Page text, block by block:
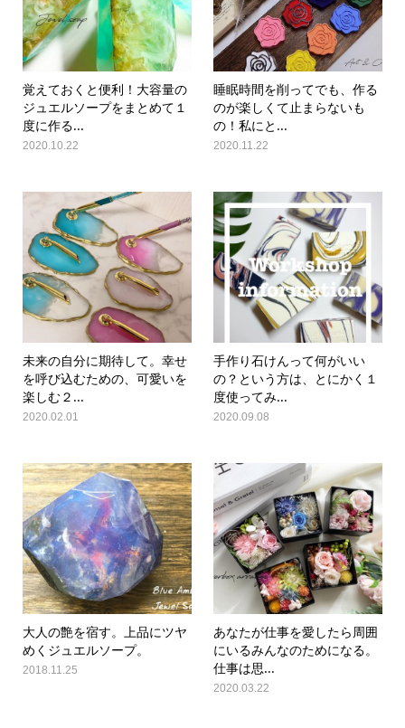
覚えておくと便利！大容量の
ジュエルソープをまとめて１
度に作る...
2020.10.22
睡眠時間を削ってでも、作る
のが楽しくて止まらないも
の！私にと...
2020.11.22
未来の自分に期待して。幸せ
を呼び込むための、可愛いを
楽しむ２...
2020.02.01
手作り石けんって何がいい
の？という方は、とにかく１
度使ってみ...
2020.09.08
大人の艶を宿す。上品にツヤ
めくジュエルソープ。
2018.11.25
あなたが仕事を愛したら周囲
にいるみんなのためになる。
仕事は思...
2020.03.22